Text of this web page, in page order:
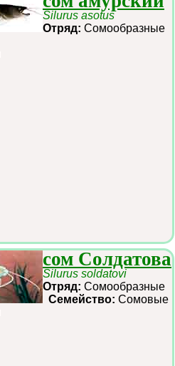
Silurus asotus
Отряд: Сомообразные
сом Солдатова
Silurus soldatovi
Отряд: Сомообразные
Семейство: Сомовые